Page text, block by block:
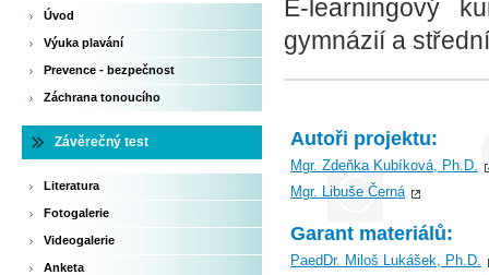
Úvod
Výuka plavání
Prevence - bezpečnost
Záchrana tonoucího
Závěrečný test
Literatura
Fotogalerie
Videogalerie
Anketa
E-learningový
gymnázií a
Autoři projektu:
Mgr. Zdeňka Kubíková, Ph.D.
Mgr. Libuše Černá
Garant materiálů:
PaedDr. Miloš Lukášek, Ph.D.